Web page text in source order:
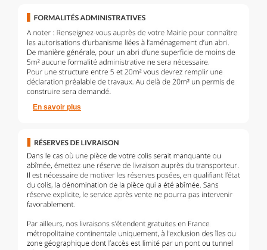
En savoir plus